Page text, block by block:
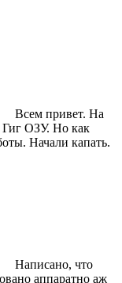
Всем привет. На
Гиг ОЗУ. Но как
Начали капать.
Написано, что
аппаратно аж